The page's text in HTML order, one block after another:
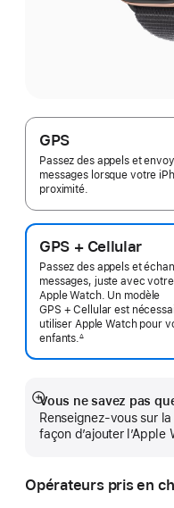
GPS
Passez des appels et
messages lorsque votre
proximité.
GPS + Cellular
Passez des appels et
messages, juste avec votre
Apple Watch. Un modèle
GPS + Cellular est
utiliser Apple Watch pour
enfants.∆
Vous ne savez pas
Renseignez-vous sur
façon d’ajouter
Afficher
plus
Opérateurs pris en